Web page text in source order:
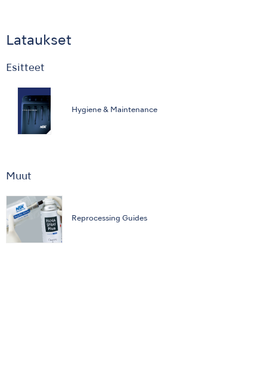
Lataukset
Esitteet
Hygiene & Maintenance
Muut
Reprocessing Guides